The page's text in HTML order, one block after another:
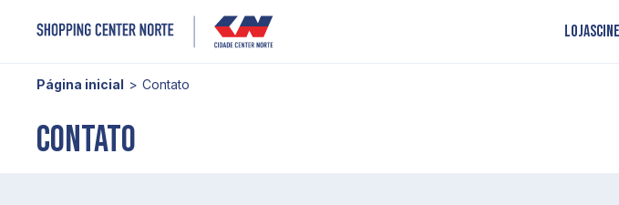
Lojas
Página inicial Contato
Contato